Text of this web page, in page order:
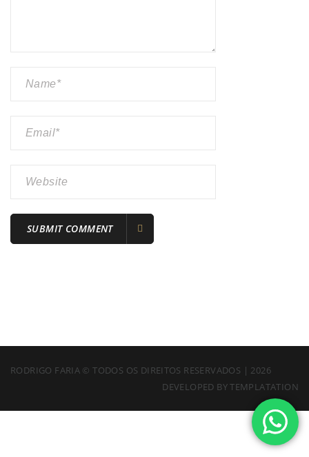
RODRIGO FARIA © TODOS OS DIREITOS RESERVADOS | 2026
DEVELOPED BYTEMPLATATION